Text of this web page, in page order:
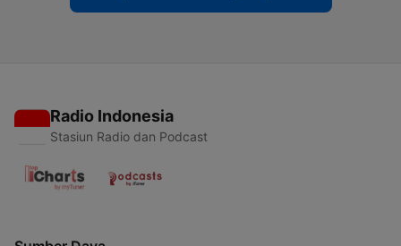
Radio Indonesia
Stasiun Radio dan Podcast